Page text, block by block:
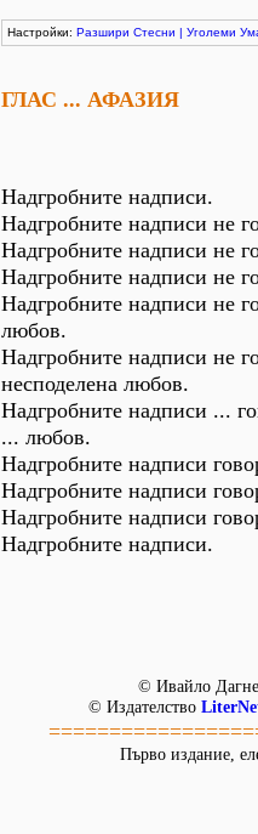
Настройки: Разшири Стесни | Уголеми
ГЛАС ... АФАЗИЯ
Надгробните надписи.
Надгробните надписи не
Надгробните надписи не
Надгробните надписи не
Надгробните надписи не
любов.
Надгробните надписи не
несподелена любов.
Надгробните надписи ...
... любов.
Надгробните надписи
Надгробните надписи
Надгробните надписи
Надгробните надписи.
© Ивайло
© Издателство
Първо издание,